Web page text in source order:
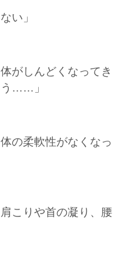
い」
がしんどくなってき
う……」
の柔軟性がなくなっ
こりや首の凝り、腰